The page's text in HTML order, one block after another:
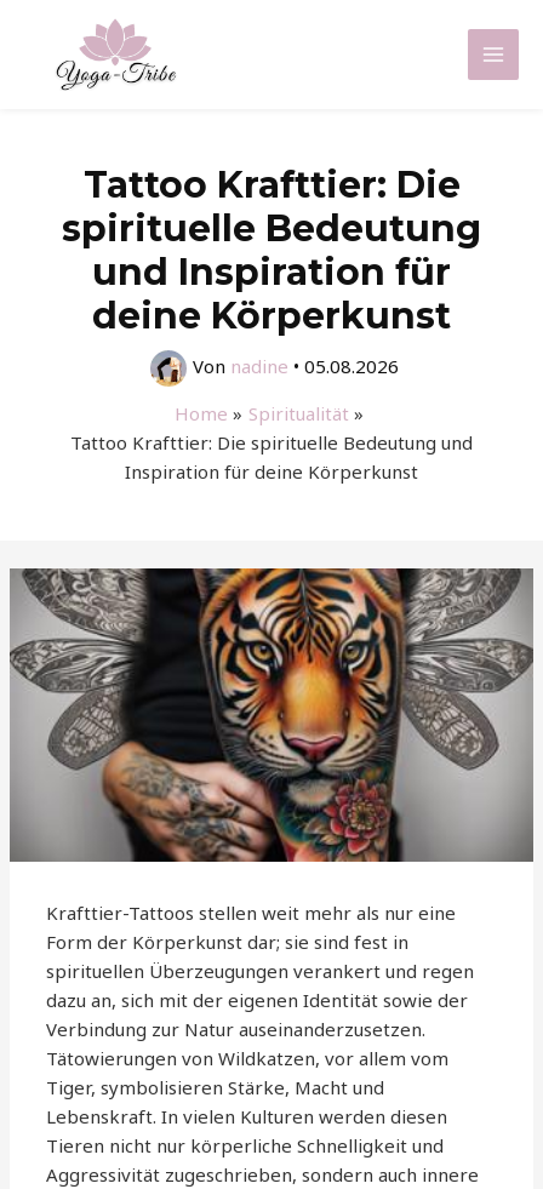
springen
Main
Tattoo Krafttier: Die
spirituelle Bedeutung
und Inspiration für
deine Körperkunst
Von nadine • 05.08.2026
Home
Spiritualität
Tattoo Krafttier: Die spirituelle Bedeutung und
Inspiration für deine Körperkunst
Krafttier-Tattoos stellen weit mehr als nur eine
Form der Körperkunst dar; sie sind fest in
spirituellen Überzeugungen verankert und regen
dazu an, sich mit der eigenen Identität sowie der
Verbindung zur Natur auseinanderzusetzen.
Tätowierungen von Wildkatzen, vor allem vom
Tiger, symbolisieren Stärke, Macht und
Lebenskraft. In vielen Kulturen werden diesen
Tieren nicht nur körperliche Schnelligkeit und
Aggressivität zugeschrieben, sondern auch innere